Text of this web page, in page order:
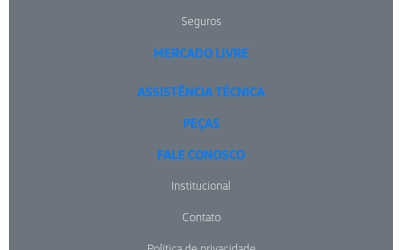
Seguros
MERCADO LIVRE
ASSISTÊNCIA TÉCNICA
PEÇAS
FALE CONOSCO
Institucional
Contato